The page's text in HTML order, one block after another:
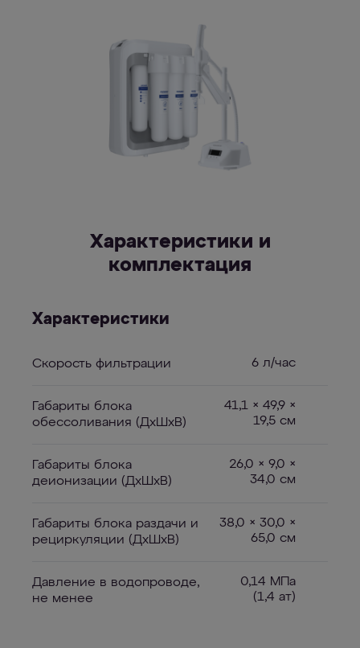
Характеристики и
комплектация
Характеристики
Скорость фильтрации 6 л/час
Габариты блока
обессоливания (ДхШхВ)
41,1 × 49,9 ×
19,5 см
Габариты блока
деионизации (ДхШхВ)
26,0 × 9,0 ×
34,0 см
Габариты блока раздачи и
рециркуляции (ДхШхВ)
38,0 × 30,0 ×
65,0 см
Давление в водопроводе,
не менее
0,14 МПа
(1,4 ат)